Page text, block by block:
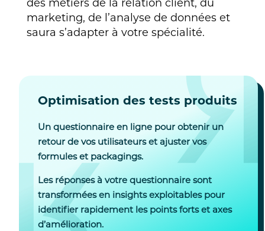
des métiers de la relation client, du
marketing, de l’analyse de données et
saura s’adapter à votre spécialité.
Optimisation des tests produits
Un questionnaire en ligne pour obtenir un
retour de vos utilisateurs et ajuster vos
formules et packagings.
Les réponses à votre questionnaire sont
transformées en insights exploitables pour
identifier rapidement les points forts et axes
d’amélioration.